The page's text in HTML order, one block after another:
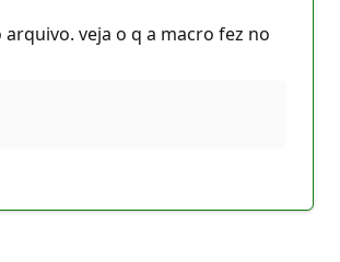
veja o q a macro fez no